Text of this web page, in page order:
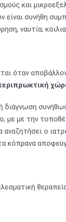
και
είναι συνήθη
ναυτία,
όταν
διάγνωση
με με την
ο
κόπρανα